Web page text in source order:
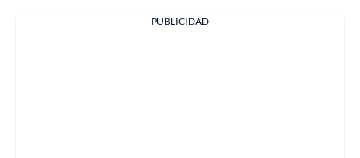
PUBLICIDAD